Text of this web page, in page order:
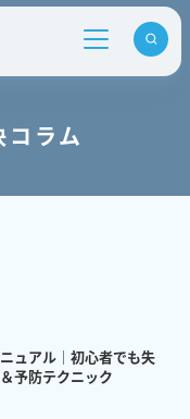
ラム
ュアル｜初心者でも失
予防テクニック